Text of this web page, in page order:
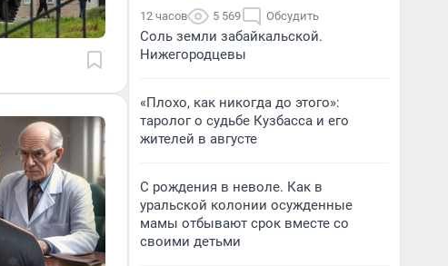
12 часов 5 569 Обсудить
Соль земли забайкальской.
Нижегородцевы
«Плохо, как никогда до этого»:
таролог о судьбе Кузбасса и его
жителей в августе
С рождения в неволе. Как в
уральской колонии осужденные
мамы отбывают срок вместе со
своими детьми